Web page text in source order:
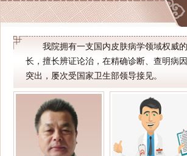
我院拥有一支国内皮肤病学领域权威
长，擅长辨证论治，在精确诊断、查明病
突出，屡次受国家卫生部领导接见。